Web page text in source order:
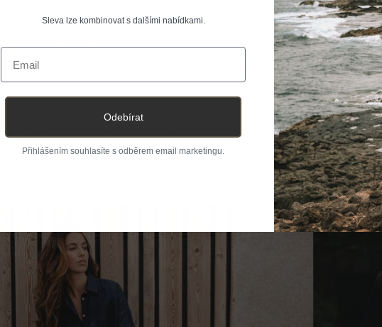
V e-shope ELKA LOUNGE nájdete slim fit, regular a loose fit strihy basic
naše tričká sú z jemnej prémiovej biobavlny, navrhnuté a ušité v SR.
sustainable
Späť na JOURNAL
Sleva lze kombinovat s dalšími nabídkami.
Email
Odebírat
Přihlášením souhlasíte s odběrem email marketingu.